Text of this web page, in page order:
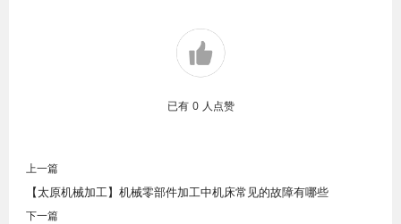
已有 0 人点赞
上一篇
【太原机械加工】机械零部件加工中机床常见的故障有哪些
下一篇